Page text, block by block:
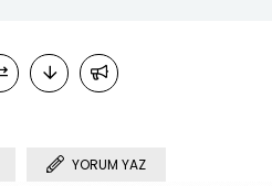
YORUM YAZ